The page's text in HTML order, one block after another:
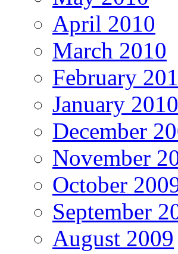
April 2010
March 2010
February
January 2010
December
November
October
September
August 2009